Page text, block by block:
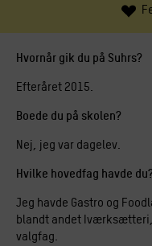
Hvornår gik du på Suhrs?
Efteråret 2015.
Boede du på skolen?
Nej, jeg var dagelev.
Hvilke hovedfag havde du?
Jeg havde Gastro og
blandt andet Iværksætteri,
valgfag.